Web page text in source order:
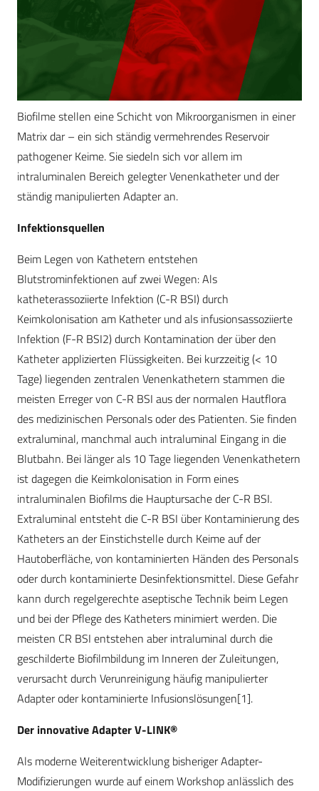
Biofilme stellen eine Schicht von Mikroorganismen in einer
Matrix dar – ein sich ständig vermehrendes Reservoir
pathogener Keime. Sie siedeln sich vor allem im
intraluminalen Bereich gelegter Venenkatheter und der
ständig manipulierten Adapter an.
Infektionsquellen
Beim Legen von Kathetern entstehen
Blutstrominfektionen auf zwei Wegen: Als
katheterassoziierte Infektion (C-R BSI) durch
Keimkolonisation am Katheter und als infusionsassoziierte
Infektion (F-R BSI2) durch Kontamination der über den
Katheter applizierten Flüssigkeiten. Bei kurzzeitig (< 10
Tage) liegenden zentralen Venenkathetern stammen die
meisten Erreger von C-R BSI aus der normalen Hautflora
des medizinischen Personals oder des Patienten. Sie finden
extraluminal, manchmal auch intraluminal Eingang in die
Blutbahn. Bei länger als 10 Tage liegenden Venenkathetern
ist dagegen die Keimkolonisation in Form eines
intraluminalen Biofilms die Hauptursache der C-R BSI.
Extraluminal entsteht die C-R BSI über Kontaminierung des
Katheters an der Einstichstelle durch Keime auf der
Hautoberfläche, von kontaminierten Händen des Personals
oder durch kontaminierte Desinfektionsmittel. Diese Gefahr
kann durch regelgerechte aseptische Technik beim Legen
und bei der Pflege des Katheters minimiert werden. Die
meisten CR BSI entstehen aber intraluminal durch die
geschilderte Biofilmbildung im Inneren der Zuleitungen,
verursacht durch Verunreinigung häufig manipulierter
Adapter oder kontaminierte Infusionslösungen[1].
Der innovative Adapter V-LINK®
Als moderne Weiterentwicklung bisheriger Adapter-
Modifizierungen wurde auf einem Workshop anlässlich des